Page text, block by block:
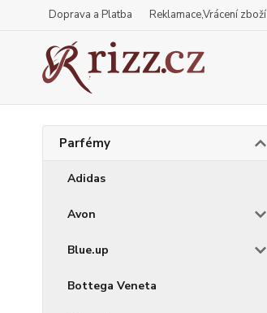
Doprava a Platba Reklamace,Vrácení zboží
Parfémy
Adidas
Avon
Blue.up
Bottega Veneta